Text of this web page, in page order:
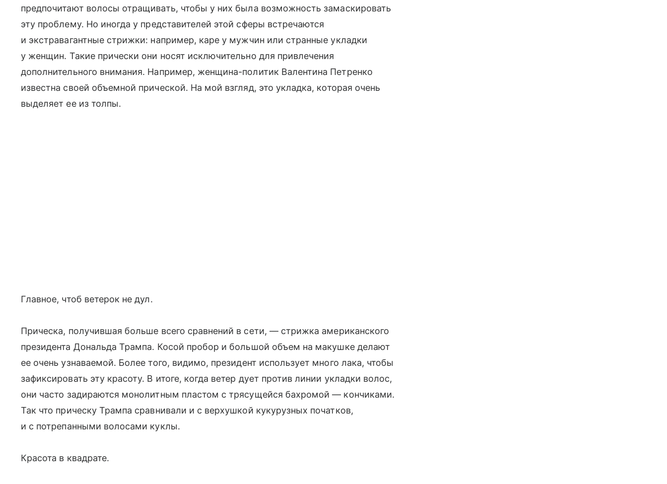
предпочитают волосы отращивать, чтобы у них была возможность замаскировать
эту проблему. Но иногда у представителей этой сферы встречаются
и экстравагантные стрижки: например, каре у мужчин или странные укладки
у женщин. Такие прически они носят исключительно для привлечения
дополнительного внимания. Например, женщина-политик Валентина Петренко
известна своей объемной прической. На мой взгляд, это укладка, которая очень
выделяет ее из толпы.
Главное, чтоб ветерок не дул.
Прическа, получившая больше всего сравнений в сети, — стрижка американского
президента Дональда Трампа. Косой пробор и большой объем на макушке делают
ее очень узнаваемой. Более того, видимо, президент использует много лака, чтобы
зафиксировать эту красоту. В итоге, когда ветер дует против линии укладки волос,
они часто задираются монолитным пластом с трясущейся бахромой — кончиками.
Так что прическу Трампа сравнивали и с верхушкой кукурузных початков,
и с потрепанными волосами куклы.
Красота в квадрате.